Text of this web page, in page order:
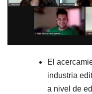
El
industria
a nivel de